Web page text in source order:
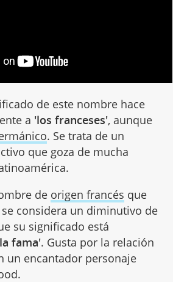
de este nombre hace
a 'los franceses', aunque
. Se trata de un
que goza de mucha
de origen francés que
considera un diminutivo de
su significado está
fama'. Gusta por la relación
un encantador personaje